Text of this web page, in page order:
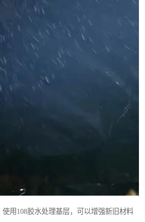
用108胶水处理基层，可以增强新旧材料